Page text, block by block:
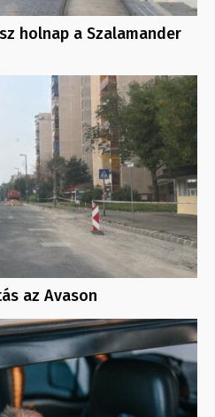
holnap a Szalamander
az Avason